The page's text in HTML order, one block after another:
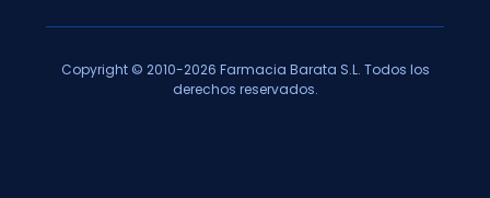
Copyright © 2010-2026 Farmacia Barata S.L. Todos los
derechos reservados.